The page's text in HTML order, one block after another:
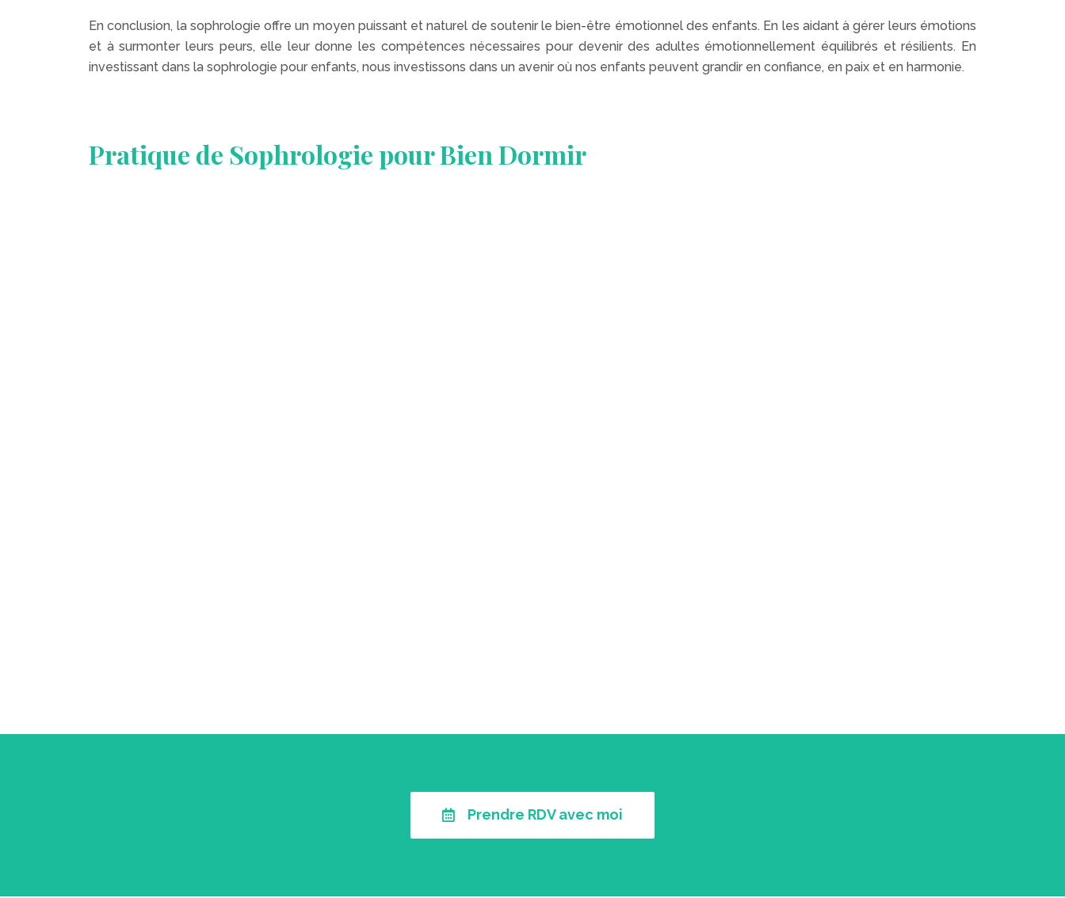
En conclusion, la sophrologie offre un moyen puissant et naturel de soutenir le bien-être émotionnel des enfants. En les aidant à gérer leurs émotions
et à surmonter leurs peurs, elle leur donne les compétences nécessaires pour devenir des adultes émotionnellement équilibrés et résilients. En
investissant dans la sophrologie pour enfants, nous investissons dans un avenir où nos enfants peuvent grandir en confiance, en paix et en harmonie.
Pratique de Sophrologie pour Bien Dormir
Prendre RDV avec moi